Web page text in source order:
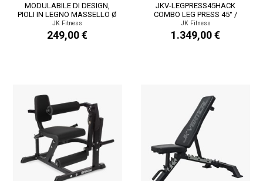
MODULABILE DI DESIGN,
PIOLI IN LEGNO MASSELLO Ø
38,5 MM, DISTANZA...
JK Fitness
249,00 €
JKV-LEGPRESS45HACK
COMBO LEG PRESS 45° /
HACK SQUAT
JK Fitness
1.349,00 €